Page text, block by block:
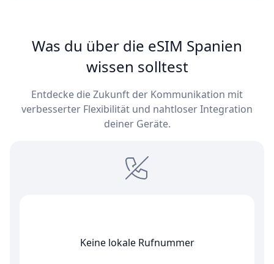
Was du über die eSIM Spanien
wissen solltest
Entdecke die Zukunft der Kommunikation mit
verbesserter Flexibilität und nahtloser Integration
deiner Geräte.
Keine lokale Rufnummer